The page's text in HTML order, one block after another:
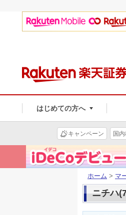
はじめての方へ
キャンペーン 国
ホーム > マ
ニチハ